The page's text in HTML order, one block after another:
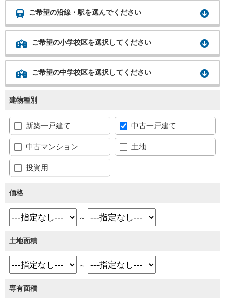
ご希望の沿線・駅を選んでください
ご希望の小学校区を選択してください
ご希望の中学校区を選択してください
建物種別
新築一戸建て 中古一戸建て
中古マンション 土地
投資用
価格
～
土地面積
～
専有面積